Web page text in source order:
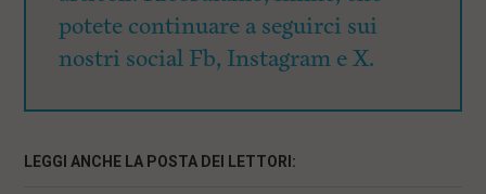
potete continuare a seguirci sui
nostri social Fb, Instagram e X.
LEGGI ANCHE LA POSTA DEI LETTORI: